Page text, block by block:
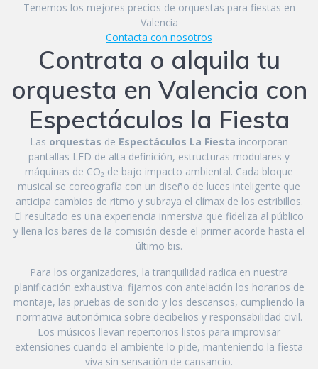
Tenemos los mejores precios de orquestas para fiestas en
Valencia
Contacta con nosotros
Contrata o alquila tu
orquesta en Valencia con
Espectáculos la Fiesta
Las orquestas de Espectáculos La Fiesta incorporan
pantallas LED de alta definición, estructuras modulares y
máquinas de CO₂ de bajo impacto ambiental. Cada bloque
musical se coreografía con un diseño de luces inteligente que
anticipa cambios de ritmo y subraya el clímax de los estribillos.
El resultado es una experiencia inmersiva que fideliza al público
y llena los bares de la comisión desde el primer acorde hasta el
último bis.
Para los organizadores, la tranquilidad radica en nuestra
planificación exhaustiva: fijamos con antelación los horarios de
montaje, las pruebas de sonido y los descansos, cumpliendo la
normativa autonómica sobre decibelios y responsabilidad civil.
Los músicos llevan repertorios listos para improvisar
extensiones cuando el ambiente lo pide, manteniendo la fiesta
viva sin sensación de cansancio.